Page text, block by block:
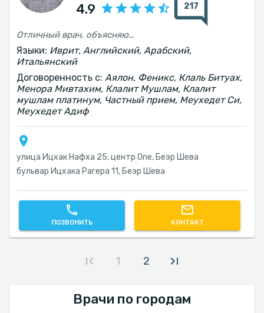
4.9 217
Отличный врач, объясняющий ход операции
Языки: Иврит, Английский, Арабский,
Итальянский
Договоренность с: Аялон, Феникс, Клаль Битуах,
Менора Мивтахим, Клалит Мушлам, Клалит
мушлам платинум, Частный прием, Меухедет Си,
Меухедет Адиф
улица Ицхак Нафха 25, центр One, Беэр Шева
бульвар Ицхака Рагера 11, Беэр Шева
ПОЗВОНИТЬ КОНТАКТ
1 2
Врачи по городам